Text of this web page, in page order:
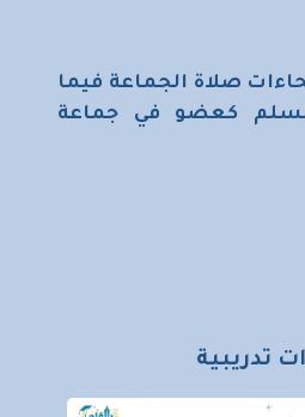
صلاة الجماعة فيما
كعضو في جماعة
تدريبية